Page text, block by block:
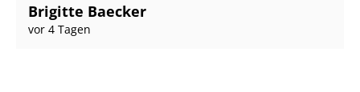
Brigitte Baecker
vor 4 Tagen